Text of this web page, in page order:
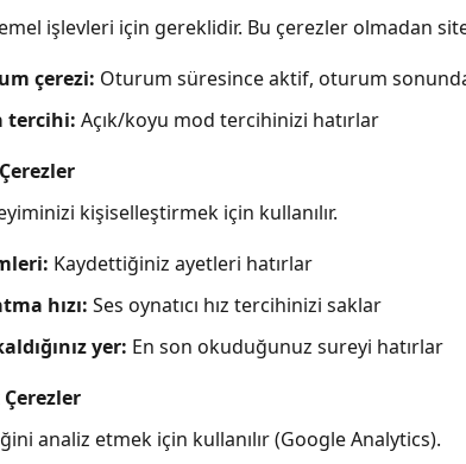
işlevleri için gereklidir. Bu çerezler olmadan
çerezi: Oturum süresince aktif, oturum
tercihi: Açık/koyu mod tercihinizi hatırlar
kişiselleştirmek için kullanılır.
Kaydettiğiniz ayetleri hatırlar
hızı: Ses oynatıcı hız tercihinizi saklar
yer: En son okuduğunuz sureyi hatırlar
analiz etmek için kullanılır (Google Analytics).